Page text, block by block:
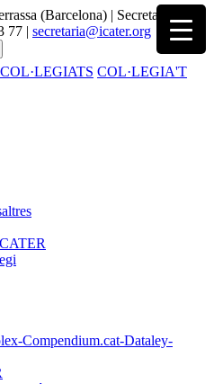
(Barcelona) | Secretaria 93
77 | secretaria@icater.org
COL·LEGIA'T
Compendium.cat-Dataley-